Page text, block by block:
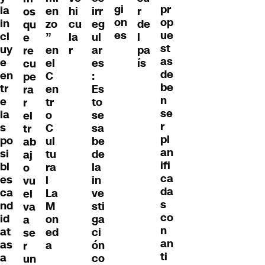
la
in
cl
uy
e
en
tr
e
la
s
po
si
bl
es
ca
nd
id
at
as
a
os
qu
e
re
cu
pe
ra
r
el
tr
ab
aj
o
vu
el
va
a
se
r
un
en
zo
”
en
el
C
en
tr
o
C
ul
tu
ra
l
La
M
on
ed
a
hi
cu
la
r
irr
eg
ul
ar
es
:
Es
to
se
sa
be
de
la
in
ve
sti
ga
ci
ón
co
gi
on
es
r
de
l
pa
ís
pr
op
ue
st
as
de
be
n
se
r
pl
an
ifi
ca
da
s
co
n
an
ti